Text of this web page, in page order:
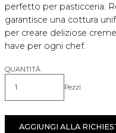
perfetto per pasticceria.
garantisce una cottura
per creare deliziose
have per ogni chef.
QUANTITÀ
Quantità Pezzi
AGGIUNGI ALLA